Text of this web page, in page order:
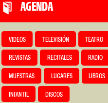
AGENDA
VIDEOS TELEVISIÓN TEATRO
REVISTAS RECITALES RADIO
MUESTRAS LUGARES LIBROS
INFANTIL DISCOS